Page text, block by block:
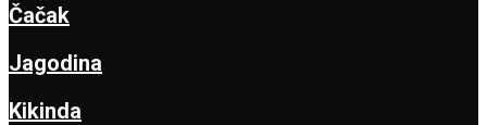
Čačak
Jagodina
Kikinda